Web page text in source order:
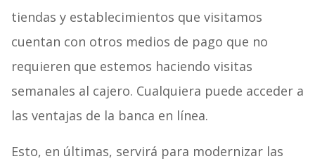
tiendas y establecimientos que visitamos
cuentan con otros medios de pago que no
requieren que estemos haciendo visitas
semanales al cajero. Cualquiera puede acceder a
las ventajas de la banca en línea.
Esto, en últimas, servirá para modernizar las